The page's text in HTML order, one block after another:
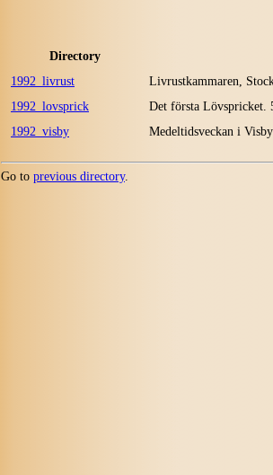
Directory
1992_livrust
Livrustkammaren,
1992_lovsprick
Det första Lövspricket.
1992_visby
Medeltidsveckan i
Go to previous directory.